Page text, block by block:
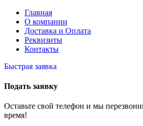
Главная
О компании
Доставка и Оплата
Реквизиты
Контакты
Быстрая заявка
Подать заявку
Оставьте свой телефон и мы
время!